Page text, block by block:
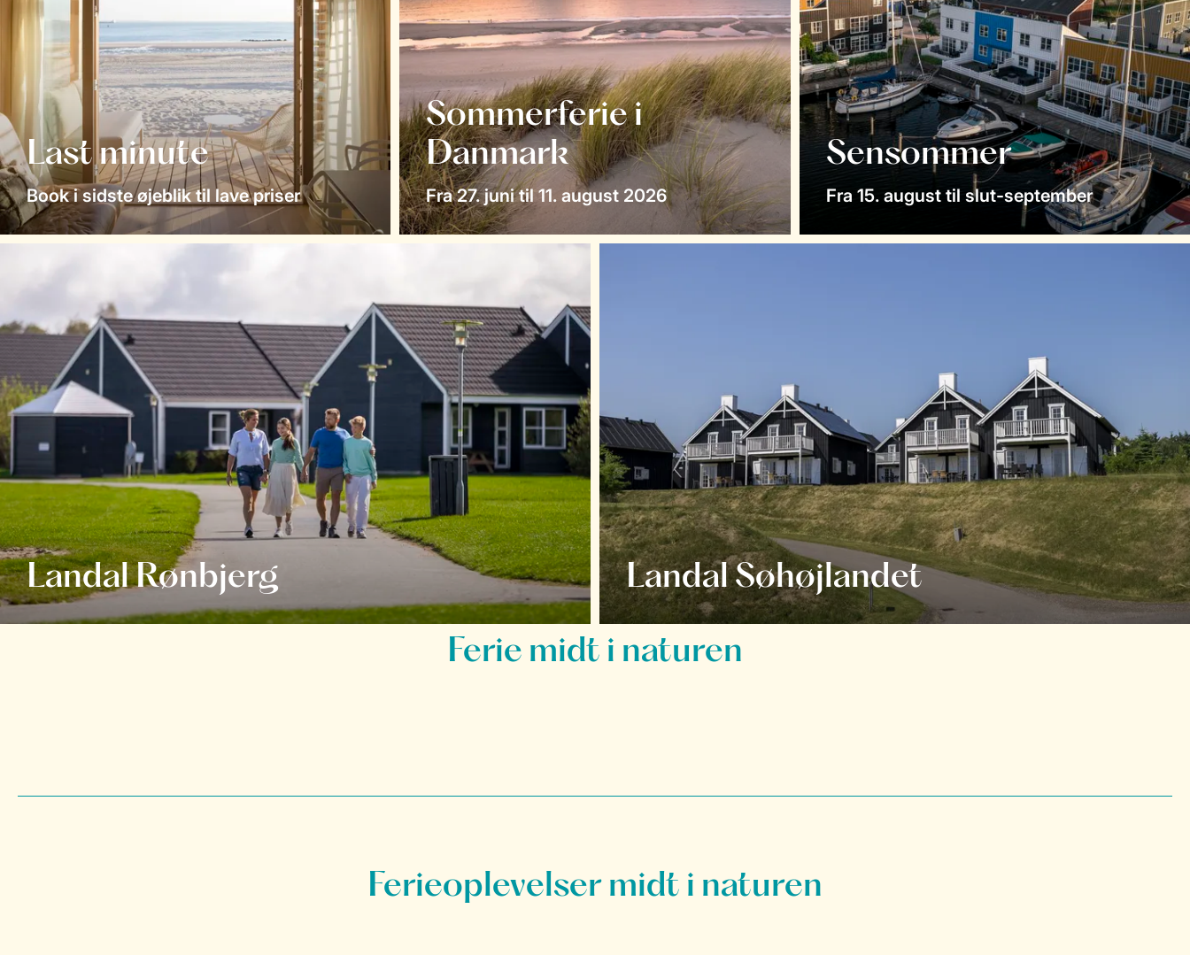
Last minute
Book i sidste øjeblik til lave priser
Sommerferie i
Danmark
Fra 27. juni til 11. august 2026
Sensommer
Fra 15. august til slut-september
Landal Rønbjerg Landal Søhøjlandet
Ferieoplevelser midt i naturen